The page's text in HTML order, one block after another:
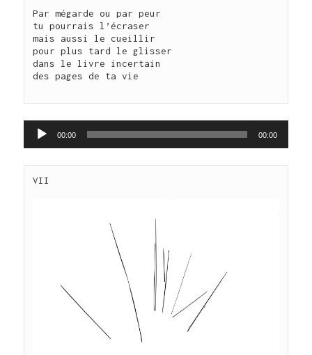
Par mégarde ou par peur
tu pourrais l’écraser
mais aussi le cueillir
pour plus tard le glisser
dans le livre incertain
des pages de ta vie
Lecteur
audio
00:00 00:00